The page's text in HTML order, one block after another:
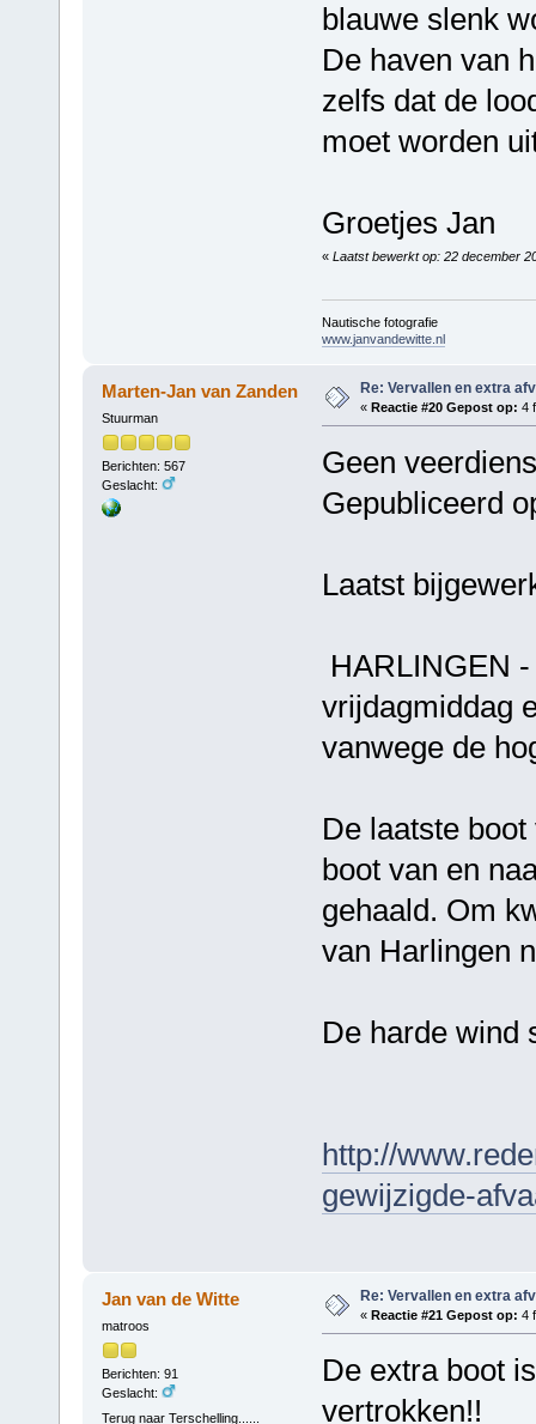
blauwe slenk
De haven van
zelfs dat de
moet worden
Groetjes Jan
« Laatst bewerkt op: 22 december
Nautische fotografie
www.janvandewitte.nl
Marten-Jan van Zanden
Stuurman
Berichten: 567
Geslacht:
Re: Vervallen en extra
« Reactie #20 Gepost op: 4
Geen
Gepubliceerd
Laatst
HARLINGEN
vrijdagmiddag
vanwege de
De laatste
boot van en
gehaald. Om
van Harlingen
De harde wind
http://
gewijzigde-
Jan van de Witte
matroos
Berichten: 91
Geslacht:
Terug naar Terschelling......
Re: Vervallen en extra
« Reactie #21 Gepost op: 4
De extra boot
vertrokken!!